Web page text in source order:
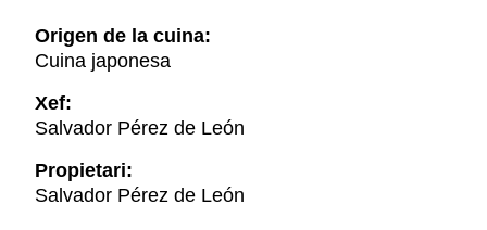
Origen de la cuina:
Cuina japonesa
Xef:
Salvador Pérez de León
Propietari:
Salvador Pérez de León